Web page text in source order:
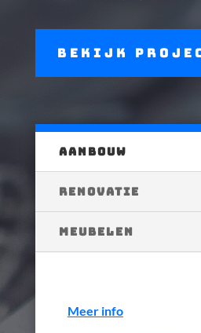
bekijk
AANBOUW
RENOVATIE
MEUBELEN
Meer info